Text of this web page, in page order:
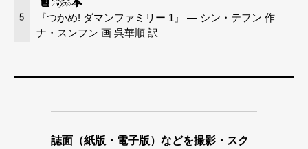
5
『つかめ! ダマンファミリー 1』 — シン・テフン 作
ナ・スンフン 画 呉華順 訳
誌面（紙版・電子版）などを撮影・スク